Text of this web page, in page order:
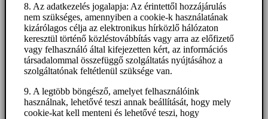
8. Az adatkezelés jogalapja: Az érintettől hozzájárulás
nem szükséges, amennyiben a cookie-k használatának
kizárólagos célja az elektronikus hírközlő hálózaton
keresztül történő közléstovábbítás vagy arra az előfizető
vagy felhasználó által kifejezetten kért, az információs
társadalommal összefüggő szolgáltatás nyújtásához a
szolgáltatónak feltétlenül szüksége van.
9. A legtöbb böngésző, amelyet felhasználóink
használnak, lehetővé teszi annak beállítását, hogy mely
cookie-kat kell menteni és lehetővé teszi, hogy